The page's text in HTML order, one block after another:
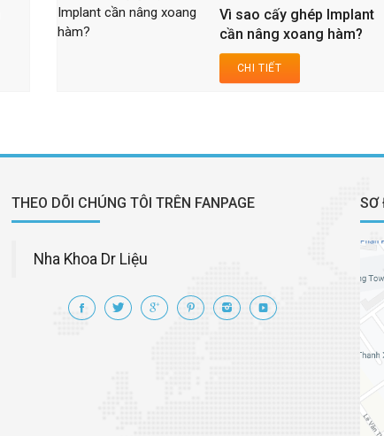
Vì sao cấy ghép Implant
cần nâng xoang hàm?
CHI TIẾT
THEO DÕI CHÚNG TÔI TRÊN FANPAGE
Nha Khoa Dr Liệu
SƠ